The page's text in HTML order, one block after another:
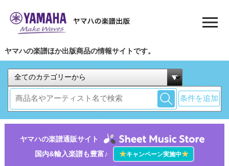
ヤマハの楽譜ほか出版商品の情報サイトです。
条件を追加
ヤマハの楽譜通販サイト
国内&輸入楽譜も豊富♪
★キャンペーン実施中★